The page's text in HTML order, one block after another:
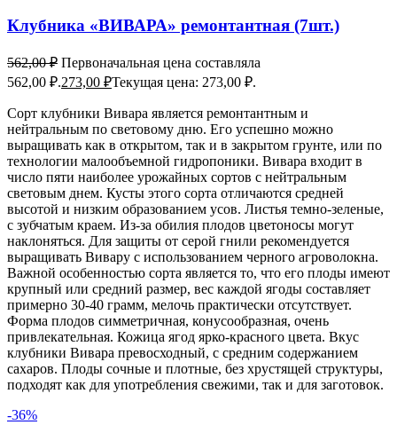
Клубника «ВИВАРА» ремонтантная (7шт.)
562,00₽ Первоначальная цена составляла
562,00 ₽.273,00 ₽Текущая цена: 273,00 ₽.
Сорт клубники Вивара является ремонтантным и
нейтральным по световому дню. Его успешно можно
выращивать как в открытом, так и в закрытом грунте, или по
технологии малообъемной гидропоники. Вивара входит в
число пяти наиболее урожайных сортов с нейтральным
световым днем. Кусты этого сорта отличаются средней
высотой и низким образованием усов. Листья темно-зеленые,
с зубчатым краем. Из-за обилия плодов цветоносы могут
наклоняться. Для защиты от серой гнили рекомендуется
выращивать Вивару с использованием черного агроволокна.
Важной особенностью сорта является то, что его плоды имеют
крупный или средний размер, вес каждой ягоды составляет
примерно 30-40 грамм, мелочь практически отсутствует.
Форма плодов симметричная, конусообразная, очень
привлекательная. Кожица ягод ярко-красного цвета. Вкус
клубники Вивара превосходный, с средним содержанием
сахаров. Плоды сочные и плотные, без хрустящей структуры,
подходят как для употребления свежими, так и для заготовок.
-36%